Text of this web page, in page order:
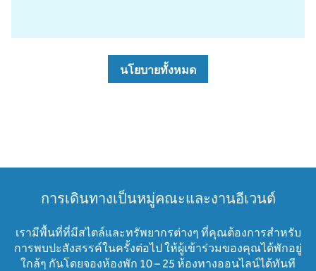
นโยบายทั้งหมด
การเดินทางเป็นหมู่คณะและงานอีเวนต์
เรามีพื้นที่ที่มีสไตล์และทรัพยากรต่างๆ ที่คุณต้องการสําหรับ
การพบปะสังสรรค์ในครั้งต่อไป ให้ผู้เข้าร่วมของคุณได้พักอยู่
ใกล้ๆ กันโดยจองห้องพัก 10 – 25 ห้องทางออนไลน์ได้ทันที